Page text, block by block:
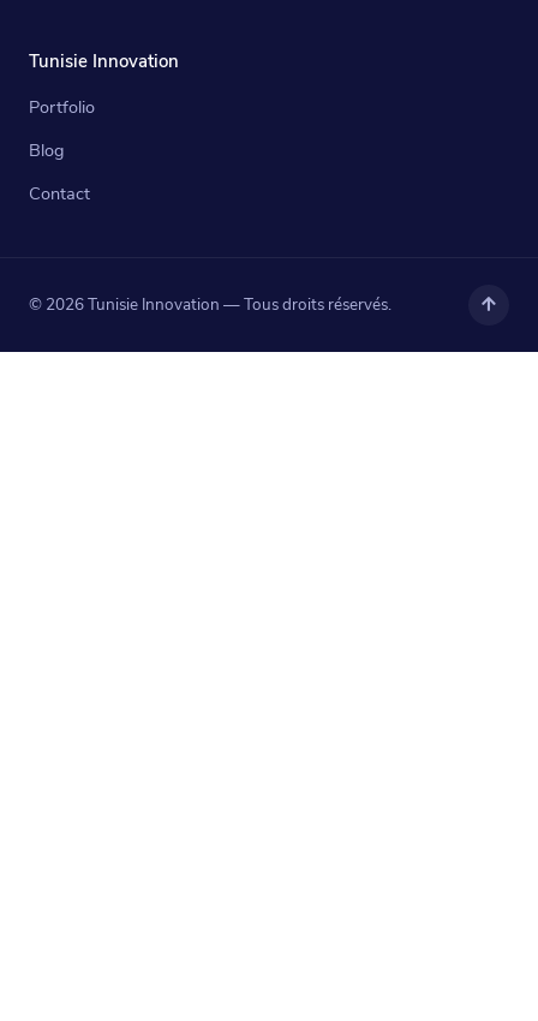
Tunisie Innovation
Portfolio
Blog
Contact
© 2026 Tunisie Innovation — Tous droits réservés.
Haut